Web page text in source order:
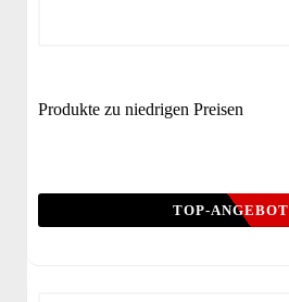
Produkte zu niedrigen Preisen
TOP-ANGEBOT